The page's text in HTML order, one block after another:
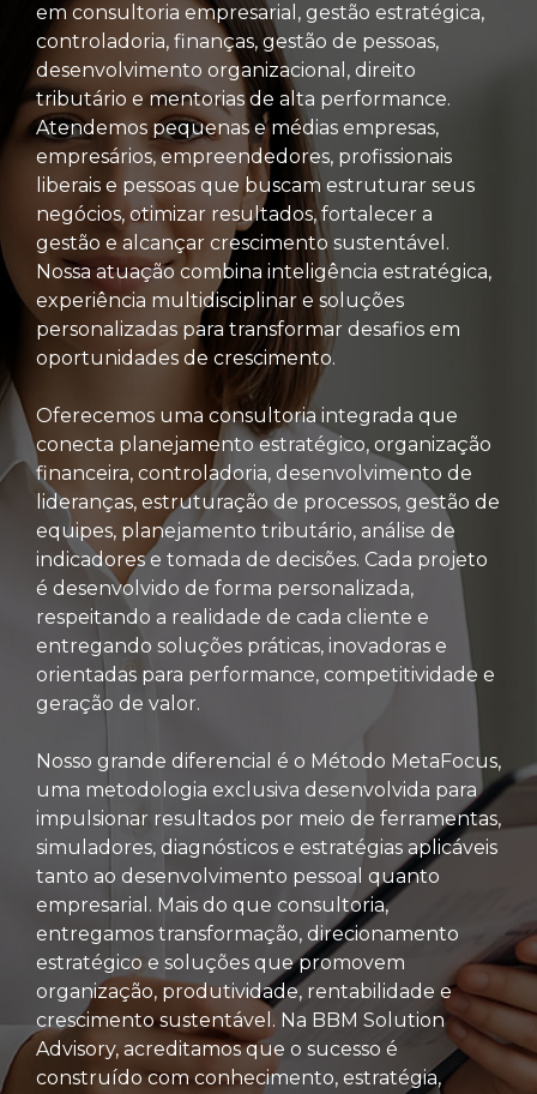
em consultoria empresarial, gestão estratégica,
controladoria, finanças, gestão de pessoas,
desenvolvimento organizacional, direito
tributário e mentorias de alta performance.
Atendemos pequenas e médias empresas,
empresários, empreendedores, profissionais
liberais e pessoas que buscam estruturar seus
negócios, otimizar resultados, fortalecer a
gestão e alcançar crescimento sustentável.
Nossa atuação combina inteligência estratégica,
experiência multidisciplinar e soluções
personalizadas para transformar desafios em
oportunidades de crescimento.
Oferecemos uma consultoria integrada que
conecta planejamento estratégico, organização
financeira, controladoria, desenvolvimento de
lideranças, estruturação de processos, gestão de
equipes, planejamento tributário, análise de
indicadores e tomada de decisões. Cada projeto
é desenvolvido de forma personalizada,
respeitando a realidade de cada cliente e
entregando soluções práticas, inovadoras e
orientadas para performance, competitividade e
geração de valor.
Nosso grande diferencial é o Método MetaFocus,
uma metodologia exclusiva desenvolvida para
impulsionar resultados por meio de ferramentas,
simuladores, diagnósticos e estratégias aplicáveis
tanto ao desenvolvimento pessoal quanto
empresarial. Mais do que consultoria,
entregamos transformação, direcionamento
estratégico e soluções que promovem
organização, produtividade, rentabilidade e
crescimento sustentável. Na BBM Solution
Advisory, acreditamos que o sucesso é
construído com conhecimento, estratégia,